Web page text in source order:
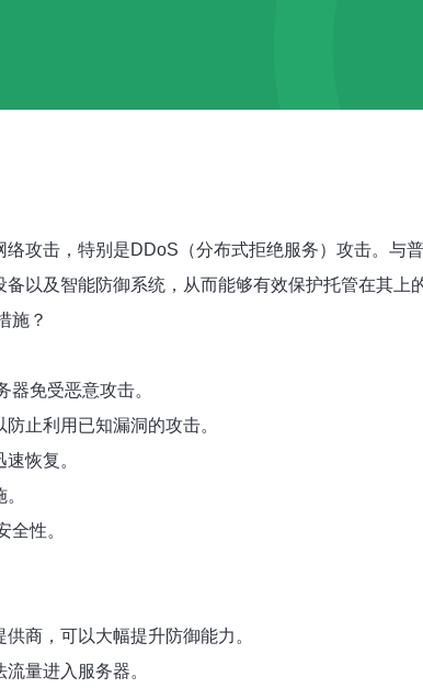
攻击，特别是DDoS（分布式拒绝服务）攻击。与
以及智能防御系统，从而能够有效保护托管在其上
施？
免受恶意攻击。
止利用已知漏洞的攻击。
恢复。
全性。
商，可以大幅提升防御能力。
量进入服务器。